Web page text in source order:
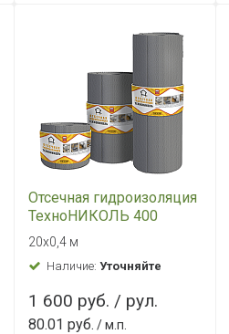
Отсечная гидроизоляция
ТехноНИКОЛЬ 400
20х0,4 м
Наличие:Уточняйте
1 600 руб. / рул.
80.01 руб. / м.п.